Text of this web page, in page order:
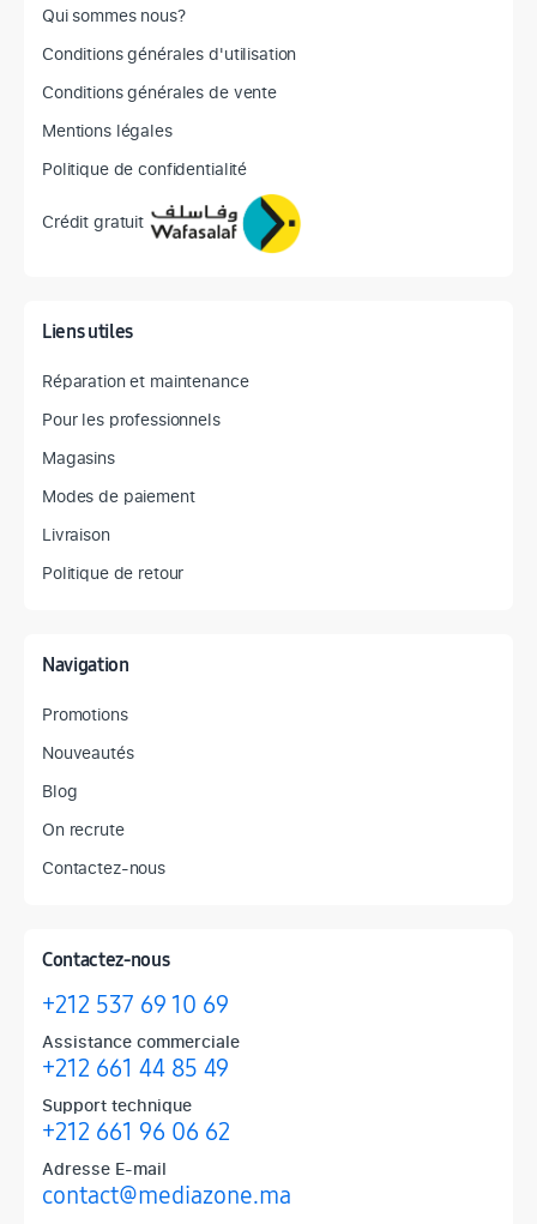
Qui sommes nous?
Conditions générales d'utilisation
Conditions générales de vente
Mentions légales
Politique de confidentialité
Crédit gratuit
Liens utiles
Réparation et maintenance
Pour les professionnels
Magasins
Modes de paiement
Livraison
Politique de retour
Navigation
Promotions
Nouveautés
Blog
On recrute
Contactez-nous
Contactez-nous
+212 537 69 10 69
Assistance commerciale
+212 661 44 85 49
Support technique
+212 661 96 06 62
Adresse E-mail
contact@mediazone.ma